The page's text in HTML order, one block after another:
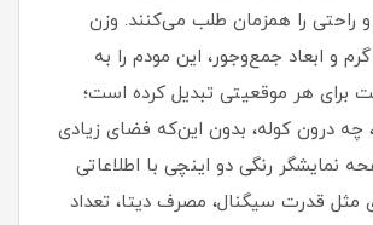
راحتی را همزمان طلب می‌کنند. وزن
سبک تنها 150 گرم و ابعاد جمع‌وجور، این مودم را به
برای هر موقعیتی تبدیل کرده است؛
درون کوله، بدون این‌که فضای زیادی
نمایشگر رنگی دو اینچی با اطلاعاتی
مثل قدرت سیگنال، مصرف دیتا، تعداد